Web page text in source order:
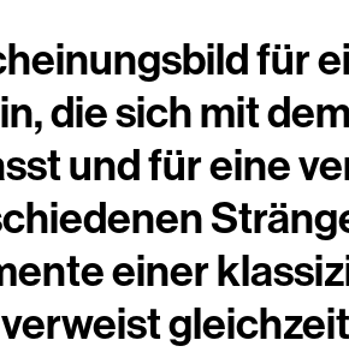
für
die sich mit
und für eine
einer